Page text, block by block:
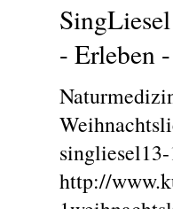
- Erleben
http://